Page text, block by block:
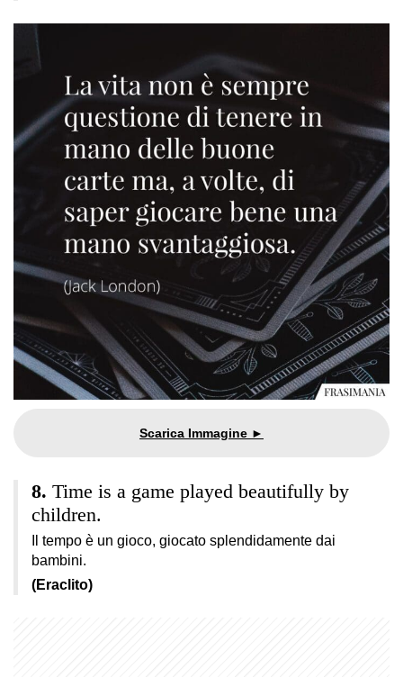
Time is a game played beautifully by
children.
Il tempo è un gioco, giocato splendidamente dai
bambini.
(Eraclito)